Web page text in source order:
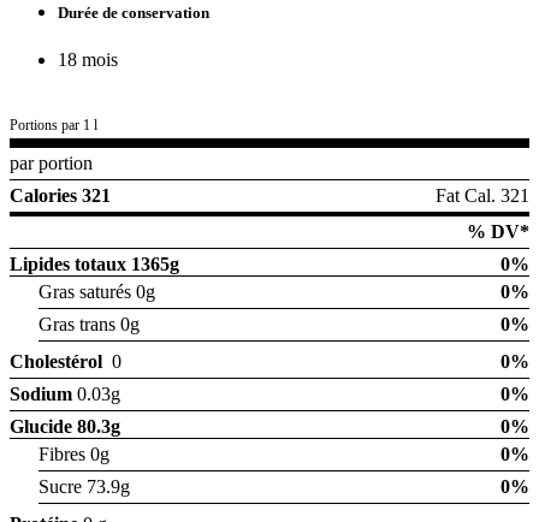
Durée de conservation
18 mois
Portions par 1 l
par portion
Calories 321
Fat Cal. 321
% DV*
Lipides totaux 1365g
0%
Gras saturés 0g
0%
Gras trans 0g
0%
Cholestérol 0
0%
Sodium 0.03g
0%
Glucide 80.3g
0%
Fibres 0g
0%
Sucre 73.9g
0%